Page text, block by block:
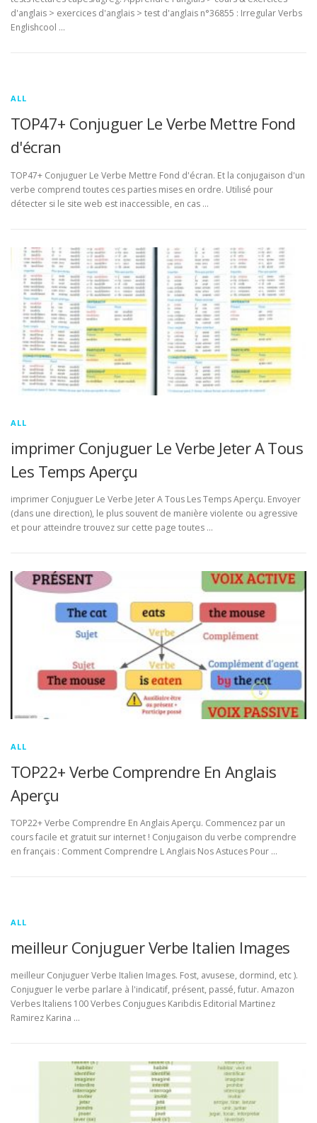
d'anglais > exercices d'anglais > test d'anglais n°36855 : Irregular Verbs
Englishcool …
ALL
TOP47+ Conjuguer Le Verbe Mettre Fond
d'écran
TOP47+ Conjuguer Le Verbe Mettre Fond d'écran. Et la conjugaison d'un
verbe comprend toutes ces parties mises en ordre. Utilisé pour
détecter si le site web est inaccessible, en cas …
ALL
imprimer Conjuguer Le Verbe Jeter A Tous
Les Temps Aperçu
imprimer Conjuguer Le Verbe Jeter A Tous Les Temps Aperçu. Envoyer
(dans une direction), le plus souvent de manière violente ou agressive
et pour atteindre trouvez sur cette page toutes …
ALL
TOP22+ Verbe Comprendre En Anglais
Aperçu
TOP22+ Verbe Comprendre En Anglais Aperçu. Commencez par un
cours facile et gratuit sur internet ! Conjugaison du verbe comprendre
en français : Comment Comprendre L Anglais Nos Astuces Pour …
ALL
meilleur Conjuguer Verbe Italien Images
meilleur Conjuguer Verbe Italien Images. Fost, avusese, dormind, etc ).
Conjuguer le verbe parlare à l'indicatif, présent, passé, futur. Amazon
Verbes Italiens 100 Verbes Conjugues Karibdis Editorial Martinez
Ramirez Karina …